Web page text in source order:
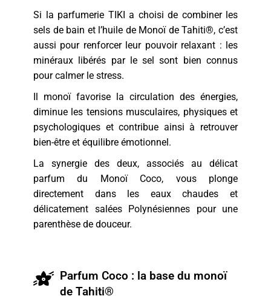
Si la parfumerie TIKI a choisi de combiner les
sels de bain et l’huile de Monoï de Tahiti®, c’est
aussi pour renforcer leur pouvoir relaxant : les
minéraux libérés par le sel sont bien connus
pour calmer le stress.
Il monoï favorise la circulation des énergies,
diminue les tensions musculaires, physiques et
psychologiques et contribue ainsi à retrouver
bien-être et équilibre émotionnel.
La synergie des deux, associés au délicat
parfum du Monoï Coco, vous plonge
directement dans les eaux chaudes et
délicatement salées Polynésiennes pour une
parenthèse de douceur.
Parfum Coco : la base du monoï
de Tahiti®